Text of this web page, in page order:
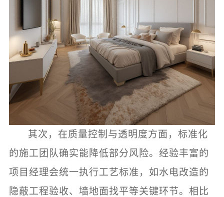
其次，在质量控制与透明度方面，标准化
的施工团队确实能降低部分风险。经验丰富的
项目经理会统一执行工艺标准，如水电改造的
隐蔽工程验收、墙地面找平等关键环节。相比